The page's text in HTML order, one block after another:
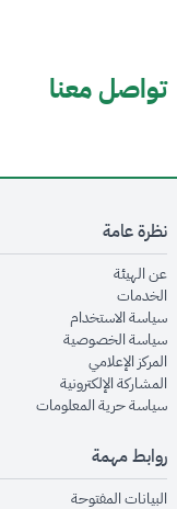
تواصل معنا
نظرة عامة
عن الهيئةin new window
الخدماتin new window
سياسة الاستخدام
سياسة الخصوصيةwindow
المركز الإعلاميnew window
المشاركة الإلكترونيةwindow
سياسة حرية المعلومات
روابط مهمة
البيانات المفتوحةwindow